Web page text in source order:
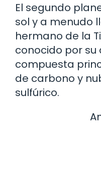
El segundo
sol y a menudo
hermano de la
conocido por
compuesta
de carbono y
sulfúrico.